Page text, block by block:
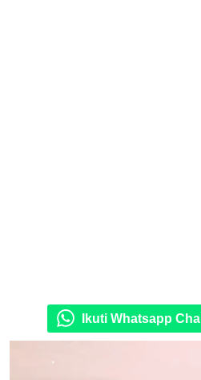
Ikuti Whatsapp